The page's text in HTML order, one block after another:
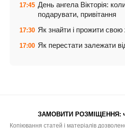
17:45 День ангела Вікторія:
подарувати, привітання
17:30 Як знайти і прожити
17:00 Як перестати залежати
ЗАМОВИТИ РОЗМІЩЕННЯ:
Копіювання статей і матеріалів